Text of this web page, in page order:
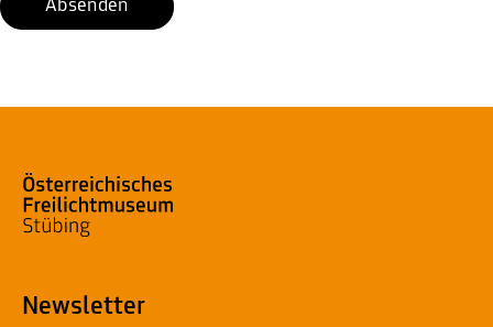
Absenden
Newsletter